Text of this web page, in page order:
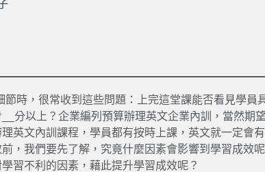
時，很常收到這些問題：上完這堂課能否看見學員
分以上？企業編列預算辦理英文企業內訓，當然期
英文內訓課程，學員都有按時上課，英文就一定會
，我們要先了解，究竟什麼因素會影響到學習成效
習不利的因素，藉此提升學習成效呢？